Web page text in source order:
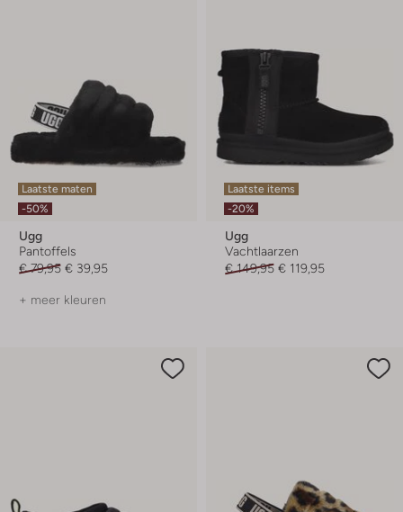
Laatste maten
-50%
Ugg
Pantoffels
€ 79,95 € 39,95
+ meer kleuren
Laatste items
-20%
Ugg
Vachtlaarzen
€ 149,95 € 119,95